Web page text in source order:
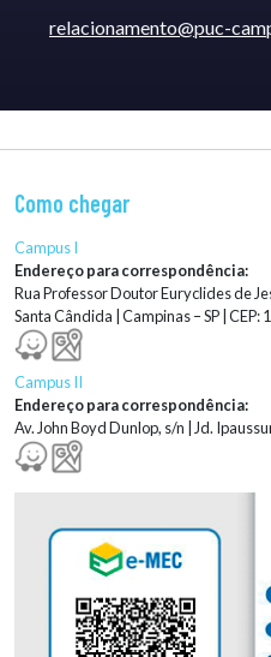
relacionamento@puc-
Como chegar
Campus I
Endereço para correspondência:
Rua Professor Doutor Euryclides de
Santa Cândida | Campinas – SP | CEP:
Campus II
Endereço para correspondência:
Av. John Boyd Dunlop, s/n | Jd.